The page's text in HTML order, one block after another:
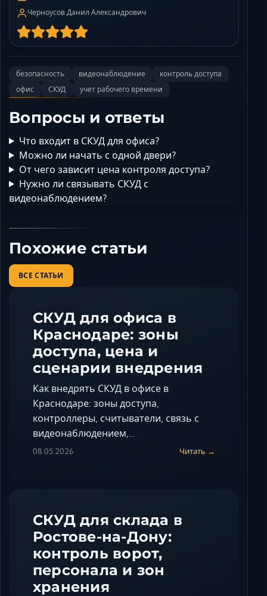
Черноусов Данил Александрович
безопасность видеонаблюдение
контроль доступа
офис
СКУД учет рабочего времени
Вопросы и ответы
Что входит в СКУД для офиса?
Можно ли начать с одной двери?
От чего зависит цена контроля доступа?
Нужно ли связывать СКУД с
видеонаблюдением?
Похожие статьи
ВСЕ СТАТЬИ
СКУД для офиса в
Краснодаре: зоны
доступа, цена и
сценарии внедрения
Как внедрять СКУД в офисе в
Краснодаре: зоны доступа,
контроллеры, считыватели, связь с
видеонаблюдением,…
08.05.2026 Читать →
СКУД для склада в
Ростове-на-Дону:
контроль ворот,
персонала и зон
хранения